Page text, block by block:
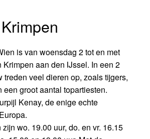
is van woensdag 2 tot en met
Krimpen aan den IJssel. In een 2
treden veel dieren op, zoals tijgers,
een groot aantal topartiesten.
Kenay, de enige echte
wo. 19.00 uur, do. en vr. 16.15